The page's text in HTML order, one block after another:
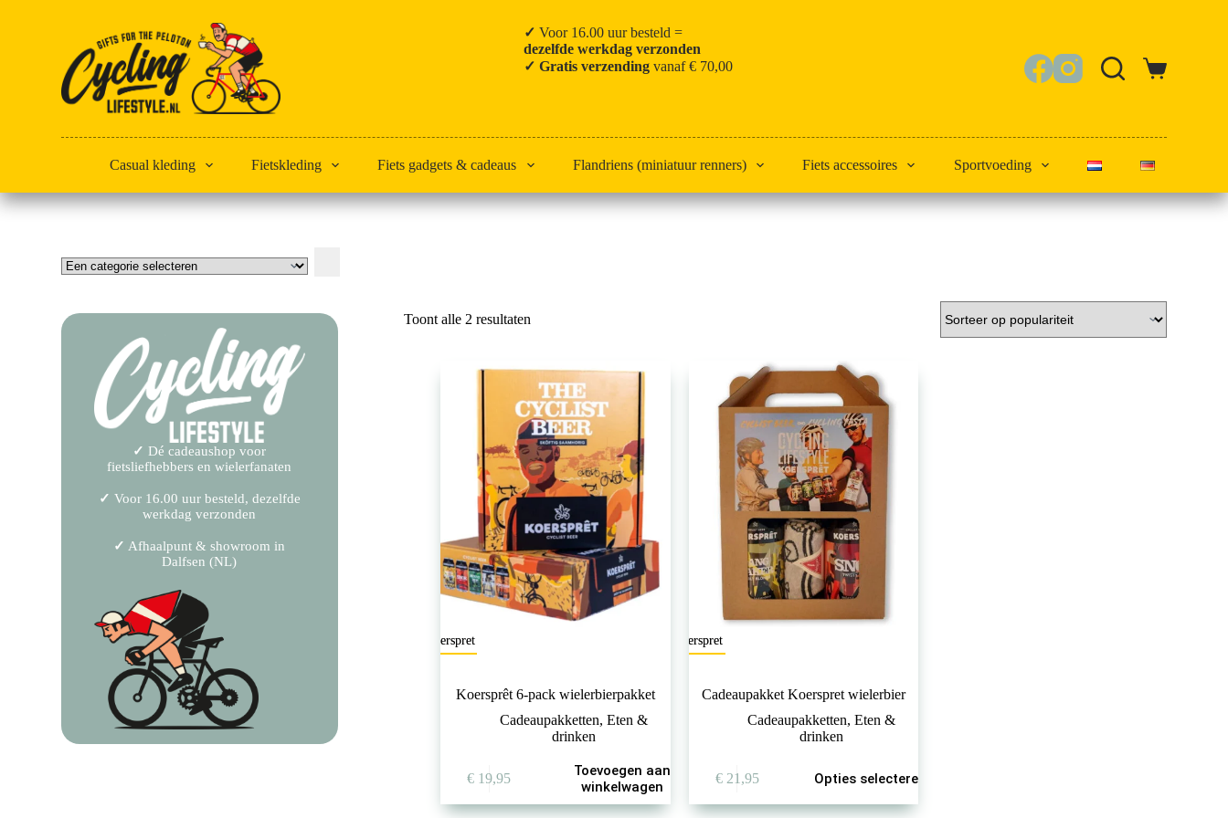
✓ Voor 16.00 uur besteld =
dezelfde werkdag verzonden
✓ Gratis verzendingvanaf € 70,00
Winkelwagen
Casual kleding Fietskleding Fiets gadgets & cadeaus Flandriens (miniatuur renners) Fiets accessoires Sportvoeding
Toont alle 2 resultaten
Koerspret
Koersprêt 6-pack wielerbierpakket
Cadeaupakketten, Eten &
drinken
€ 19,95
Toevoegen aan
winkelwagen
Koerspret
Cadeaupakket Koerspret wielerbier
Cadeaupakketten,Eten &
drinken
€21,95 Opties selecteren
product
meerdere
categorie
✓ Dé cadeaushop voor
fietsliefhebbers en wielerfanaten
✓ Voor 16.00 uur besteld, dezelfde
werkdag verzonden
✓ Afhaalpunt & showroom in
Dalfsen (NL)